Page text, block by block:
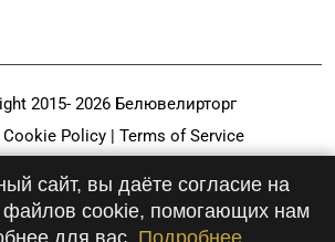
2015- 2026 Белювелирторг
Cookie Policy | Terms of Service
сайт, вы даёте согласие на
файлов cookie, помогающих нам
для вас. Подробнее